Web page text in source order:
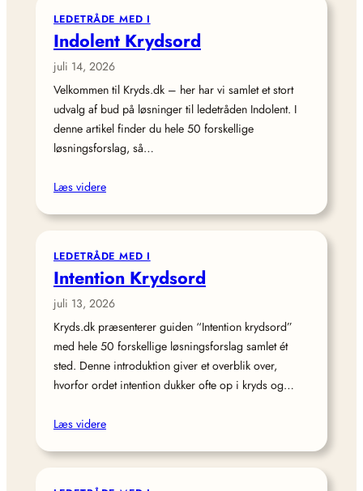
LEDETRÅDE MED I
Indolent Krydsord
juli 14, 2026
Velkommen til Kryds.dk – her har vi samlet et stort
udvalg af bud på løsninger til ledetråden Indolent. I
denne artikel finder du hele 50 forskellige
løsningsforslag, så…
Læs videre
LEDETRÅDE MED I
Intention Krydsord
juli 13, 2026
Kryds.dk præsenterer guiden “Intention krydsord”
med hele 50 forskellige løsningsforslag samlet ét
sted. Denne introduktion giver et overblik over,
hvorfor ordet intention dukker ofte op i kryds og…
Læs videre